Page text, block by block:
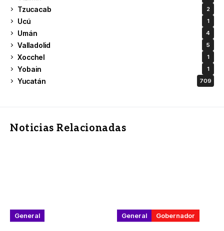
Tzucacab 2
Ucú 1
Umán 4
Valladolid 5
Xocchel 1
Yobain 1
Yucatán 709
Noticias Relacionadas
General General Gobernador